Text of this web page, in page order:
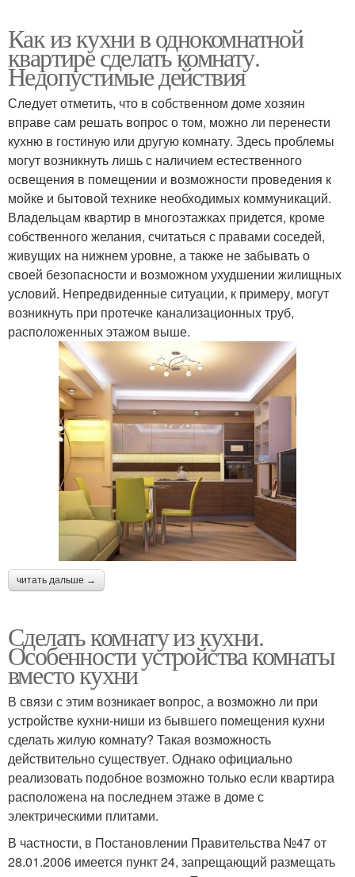
Как из кухни в однокомнатной
квартире сделать комнату.
Недопустимые действия
Следует отметить, что в собственном доме хозяин
вправе сам решать вопрос о том, можно ли перенести
кухню в гостиную или другую комнату. Здесь проблемы
могут возникнуть лишь с наличием естественного
освещения в помещении и возможности проведения к
мойке и бытовой технике необходимых коммуникаций.
Владельцам квартир в многоэтажках придется, кроме
собственного желания, считаться с правами соседей,
живущих на нижнем уровне, а также не забывать о
своей безопасности и возможном ухудшении жилищных
условий. Непредвиденные ситуации, к примеру, могут
возникнуть при протечке канализационных труб,
расположенных этажом выше.
читать дальше →
Сделать комнату из кухни.
Особенности устройства комнаты
вместо кухни
В связи с этим возникает вопрос, а возможно ли при
устройстве кухни-ниши из бывшего помещения кухни
сделать жилую комнату? Такая возможность
действительно существует. Однако официально
реализовать подобное возможно только если квартира
расположена на последнем этаже в доме с
электрическими плитами.
В частности, в Постановлении Правительства №47 от
28.01.2006 имеется пункт 24, запрещающий размещать